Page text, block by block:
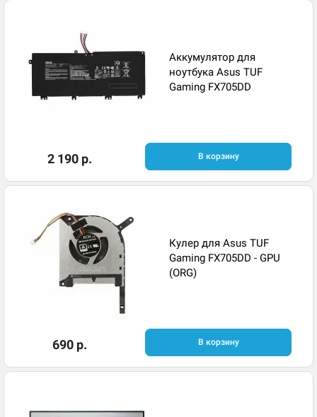
Аккумулятор для
ноутбука Asus TUF
Gaming FX705DD
2 190 р. В корзину
Кулер для Asus TUF
Gaming FX705DD - GPU
(ORG)
690 р. В корзину